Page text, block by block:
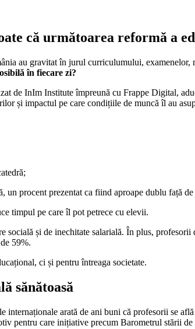
că următoarea reformă a
au gravitat în jurul curriculumului,
în fiecare zi?
de InIm Institute împreună cu Frappe Digital,
și impactul pe care condițiile de muncă îl au
un procent prezentat ca fiind aproape dublu față
timpul pe care îl pot petrece cu elevii.
socială și de inechitate salarială. În plus,
59%.
ci și pentru întreaga societate.
sănătoasă
internaționale arată de ani buni că profesorii se
pentru care inițiative precum Barometrul stării